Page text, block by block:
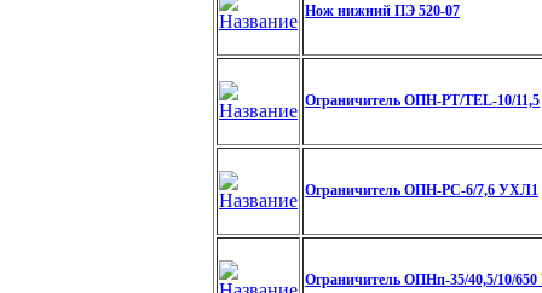
Нож нижний ПЭ 520-07
Ограничитель ОПН-PT/TEL-10/11,5
Ограничитель ОПН-РС-6/7,6 УХЛ1
Ограничитель ОПНп-35/40,5/10/